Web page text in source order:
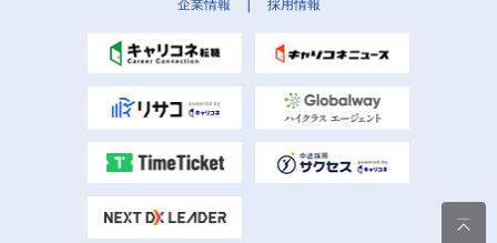
企業情報 採用情報
